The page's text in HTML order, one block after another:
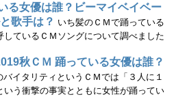
る女優は誰？ビーマイベイベー
歌手は？ いち髪のＣＭで踊っている
ているＣＭソングについて調べました
秋ＣＭ 踊っている女優は誰？
バイタリティというＣＭでは「３人に１
いう衝撃の事実とともに女性が踊ってい